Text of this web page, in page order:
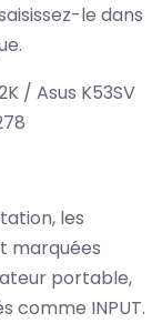
le dans
/ Asus K53SV
les
marquées
portable,
comme INPUT.